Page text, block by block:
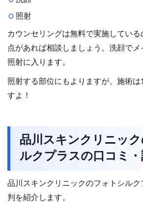
照射
カウンセリングは無料で実施してい
点があれば相談しましょう。洗顔でメ
照射に入ります。
照射する部位にもよりますが、施術は
すよ！
品川スキンクリニッ
ルクプラスの口コミ・
品川スキンクリニックのフォトシル
判を紹介します。